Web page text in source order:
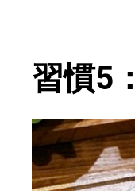
習慣5